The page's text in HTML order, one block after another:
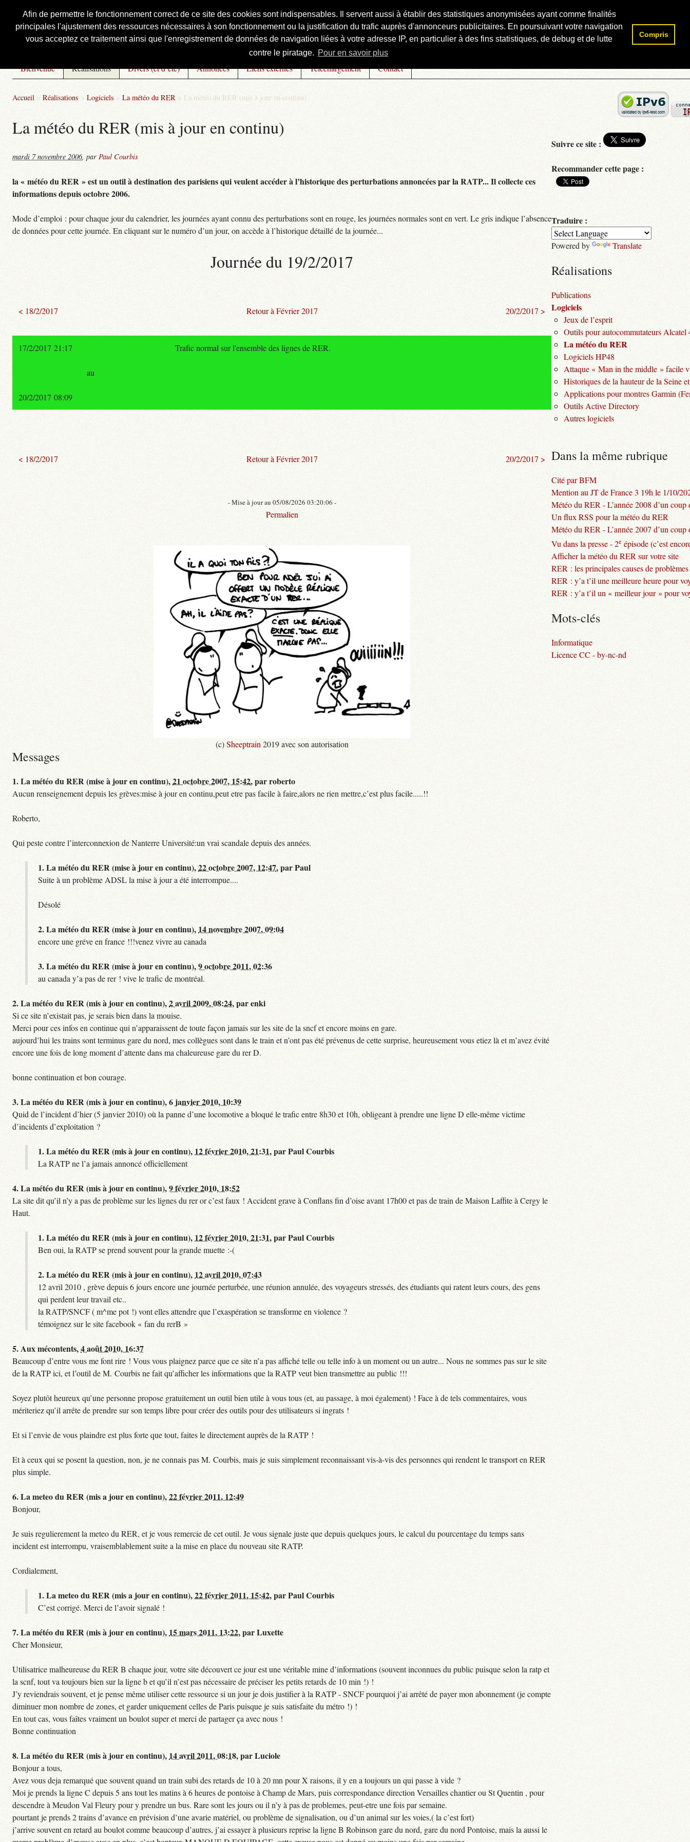
Afin de permettre le fonctionnement correct de ce site des cookies sont indispensables. Il servent aussi à établir des statistiques anonymisées ayant comme finalités
principales l'ajustement des ressources nécessaires à son fonctionnement ou la justification du trafic auprès d'annonceurs publicitaires. En poursuivant votre navigation
vous acceptez ce traitement ainsi que l'enregistrement de données de navigation liées à votre adresse IP, en particulier à des fins statistiques, de debug et de lutte
contre le piratage. Pour en savoir plus
Compris
Courbis, « LE » Blog Officiel
Bienvenue Réalisations Divers (et d’été) Annonces Liens externes Téléchargement Contact
Accueil > Réalisations > Logiciels > La météo du RER > La météo du RER (mis à jour en continu)
La météo du RER (mis à jour en continu)
mardi 7 novembre 2006, par Paul Courbis
la « météo du RER » est un outil à destination des parisiens qui veulent accéder à l’historique des perturbations annoncées par la RATP... Il collecte ces
informations depuis octobre 2006.
Mode d’emploi : pour chaque jour du calendrier, les journées ayant connu des perturbations sont en rouge, les journées normales sont en vert. Le gris indique l’absence
de données pour cette journée. En cliquant sur le numéro d’un jour, on accède à l’historique détaillé de la journée...
Journée du 19/2/2017
< 18/2/2017 Retour à Février 2017 20/2/2017 >
17/2/2017 21:17 Trafic normal sur l'ensemble des lignes de RER.
au
20/2/2017 08:09
< 18/2/2017 Retour à Février 2017 20/2/2017 >
- Mise à jour au 05/08/2026 03:20:06 -
Permalien
(c)Sheeptrain 2019 avec son autorisation
Messages
1.La météo du RER (mise à jour en continu),21 octobre 2007, 15:42,parroberto
Aucun renseignement depuis les grèves:mise à jour en continu,peut etre pas facile à faire,alors ne rien mettre,c’est plus facile.....!!
Roberto,
Qui peste contre l’interconnexion de Nanterre Université:un vrai scandale depuis des années.
1.La météo du RER (mise à jour en continu),22 octobre 2007, 12:47,parPaul
Suite à un problème ADSL la mise à jour a été interrompue....
Désolé
2.La météo du RER (mise à jour en continu), 14 novembre 2007, 09:04
encore une gréve en france !!!venez vivre au canada
3.La météo du RER (mise à jour en continu),9 octobre 2011, 02:36
au canada y’a pas de rer ! vive le trafic de montréal.
2.La météo du RER (mis à jour en continu),2 avril 2009, 08:24,parenki
Si ce site n’existait pas, je serais bien dans la mouise.
Merci pour ces infos en continue qui n’apparaissent de toute façon jamais sur les site de la sncf et encore moins en gare.
aujourd’hui les trains sont terminus gare du nord, mes collègues sont dans le train et n’ont pas été prévenus de cette surprise, heureusement vous etiez là et m’avez évité
encore une fois de long moment d’attente dans ma chaleureuse gare du rer D.
bonne continuation et bon courage.
3.La météo du RER (mis à jour en continu),6 janvier 2010, 10:39
Quid de l’incident d’hier (5 janvier 2010) où la panne d’une locomotive a bloqué le trafic entre 8h30 et 10h, obligeant à prendre une ligne D elle-même victime
d’incidents d’exploitation ?
1.La météo du RER (mis à jour en continu), 12 février 2010, 21:31,parPaul Courbis
La RATP ne l’a jamais annoncé officiellement
4.La météo du RER (mis à jour en continu),9 février 2010, 18:52
La site dit qu’il n’y a pas de problème sur les lignes du rer or c’est faux ! Accident grave à Conflans fin d’oise avant 17h00 et pas de train de Maison Laffite à Cergy le
Haut.
1.La météo du RER (mis à jour en continu), 12 février 2010, 21:31,parPaul Courbis
Ben oui, la RATP se prend souvent pour la grande muette :-(
2.La météo du RER (mis à jour en continu), 12 avril 2010, 07:43
12 avril 2010 , grève depuis 6 jours encore une journée perturbée, une réunion annulée, des voyageurs stressés, des étudiants qui ratent leurs cours, des gens
qui perdent leur travail etc..
la RATP/SNCF ( m^me pot !) vont elles attendre que l’exaspération se transforme en violence ?
témoignez sur le site facebook « fan du rerB »
5.Aux mécontents,4 août 2010, 16:37
Beaucoup d’entre vous me font rire ! Vous vous plaignez parce que ce site n’a pas affiché telle ou telle info à un moment ou un autre... Nous ne sommes pas sur le site
de la RATP ici, et l’outil de M. Courbis ne fait qu’afficher les informations que la RATP veut bien transmettre au public !!!
Soyez plutôt heureux qu’une personne propose gratuitement un outil bien utile à vous tous (et, au passage, à moi également) ! Face à de tels commentaires, vous
mériteriez qu’il arrête de prendre sur son temps libre pour créer des outils pour des utilisateurs si ingrats !
Et si l’envie de vous plaindre est plus forte que tout, faites le directement auprès de la RATP !
Et à ceux qui se posent la question, non, je ne connais pas M. Courbis, mais je suis simplement reconnaissant vis-à-vis des personnes qui rendent le transport en RER
plus simple.
6.La meteo du RER (mis a jour en continu),22 février 2011, 12:49
Bonjour,
Je suis regulierement la meteo du RER, et je vous remercie de cet outil. Je vous signale juste que depuis quelques jours, le calcul du pourcentage du temps sans
incident est interrompu, vraisemblablement suite a la mise en place du nouveau site RATP.
Cordialement,
1.La meteo du RER (mis a jour en continu),22 février 2011, 15:42,parPaul Courbis
C’est corrigé. Merci de l’avoir signalé !
7.La météo du RER (mis à jour en continu), 15 mars 2011, 13:22,parLuxette
Cher Monsieur,
Utilisatrice malheureuse du RER B chaque jour, votre site découvert ce jour est une véritable mine d’informations (souvent inconnues du public puisque selon la ratp et
la scnf, tout va toujours bien sur la ligne b et qu’il n’est pas nécessaire de préciser les petits retards de 10 min !) !
J’y reviendrais souvent, et je pense même utiliser cette ressource si un jour je dois justifier à la RATP - SNCF pourquoi j’ai arrêté de payer mon abonnement (je compte
diminuer mon nombre de zones, et garder uniquement celles de Paris puisque je suis satisfaite du métro !) !
En tout cas, vous faîtes vraiment un boulot super et merci de partager ça avec nous !
Bonne continuation
8.La météo du RER (mis à jour en continu), 14 avril 2011, 08:18,parLuciole
Bonjour a tous,
Avez vous deja remarqué que souvent quand un train subi des retards de 10 à 20 mn pour X raisons, il y en a toujours un qui passe à vide ?
Moi je prends la ligne C depuis 5 ans tout les matins à 6 heures de pontoise à Champ de Mars, puis correspondance direction Versailles chantier ou St Quentin , pour
descendre à Meudon Val Fleury pour y prendre un bus. Rare sont les jours ou il n’y à pas de problemes, peut-etre une fois par semaine.
pourtant je prends 2 trains d’avance en prévision d’une avarie matériel, ou problème de signalisation, ou d’un animal sur les voies,( la c’est fort)
j’arrive souvent en retard au boulot comme beaucoup d’autres, j’ai essayer à plusieurs reprise la ligne B Robinson gare du nord, gare du nord Pontoise, mais la aussi le
Rechercher :
Suivre ce site :
Recommander cette page :
Traduire :
Powered by Translate
Réalisations
Publications
Logiciels
Jeux de l’esprit
Outils pour autocommutateurs Alcatel
La météo du RER
Logiciels HP48
Attaque « Man in the middle » facile
Historiques de la hauteur de la Seine
Applications pour montres Garmin
Outils Active Directory
Autres logiciels
Dans la même rubrique
Cité par BFM
Mention au JT de France 3 19h le 1/10/
Météo du RER - L’année 2008 d’un coup
Un flux RSS pour la météo du RER
Météo du RER - L’année 2007 d’un coup
Vu dans la presse - 2e épisode (c’est
Afficher la météo du RER sur votre site
RER : les principales causes de problèmes
RER : y’a t’il une meilleure heure pour
RER : y’a t’il un « meilleur jour » pour
Mots-clés
Informatique
Licence CC - by-nc-nd